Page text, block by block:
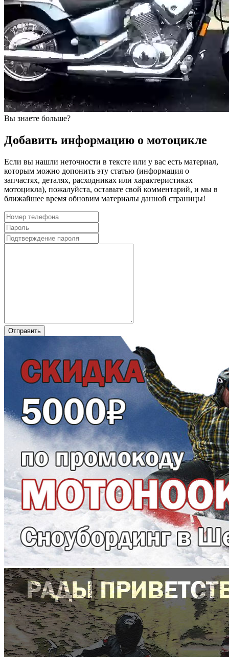
Вы знаете больше?
Добавить информацию о мотоцикле
Если вы нашли неточности в тексте или у вас есть материал,
которым можно допонить эту статью (информация о
запчастях, деталях, расходниках или характеристиках
мотоцикла), пожалуйста, оставьте свой комментарий, и мы в
ближайшее время обновим материалы данной страницы!
Отправить